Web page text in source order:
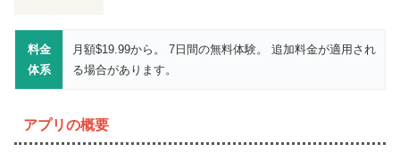
料金
体系
月額$19.99から。 7日間の無料体験。 追加料金が適用され
る場合があります。
アプリの概要